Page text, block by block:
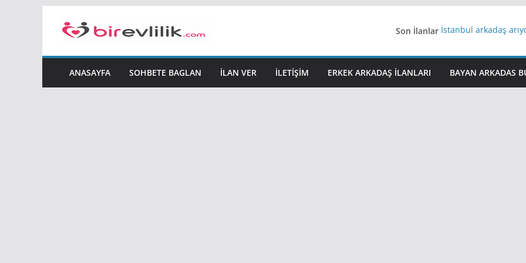
Son İlanlar İstanbul arkadaş
Yeni Bir Aşk Lazım
iş arayanlara iş
ANASAYFA SOHBETE BAGLAN İLAN VER İLETIŞIM ERKEK ARKADAŞ ILANLARI BAYAN ARKADAS